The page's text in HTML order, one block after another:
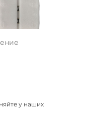
у наших